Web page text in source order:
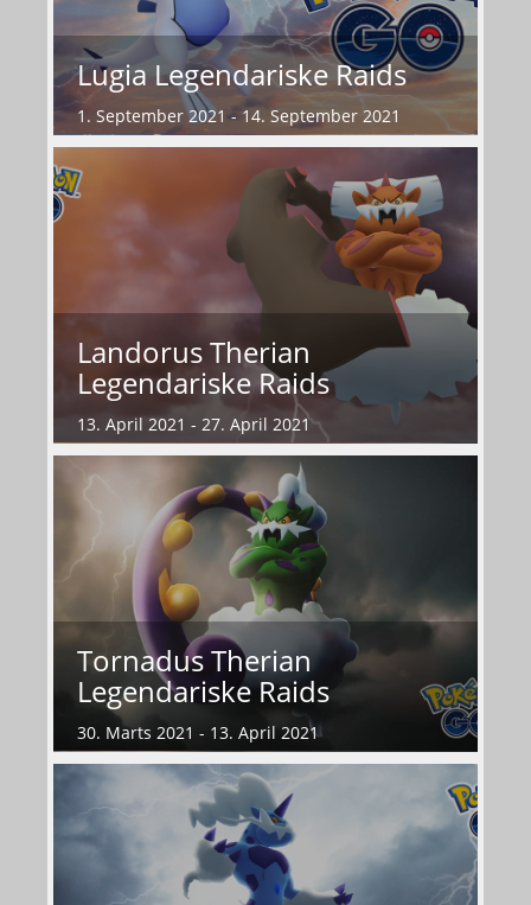
Lugia Legendariske Raids
1. September 2021 - 14. September 2021
Landorus Therian
Legendariske Raids
13. April 2021 - 27. April 2021
Tornadus Therian
Legendariske Raids
30. Marts 2021 - 13. April 2021